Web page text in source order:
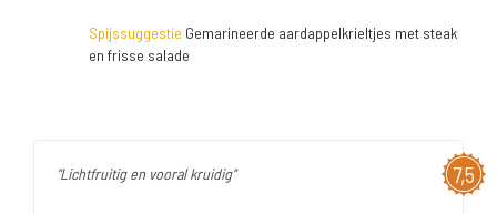
Spijssuggestie Gemarineerde aardappelkrieltjes met steak
en frisse salade
7,5
"Lichtfruitig en vooral kruidig"